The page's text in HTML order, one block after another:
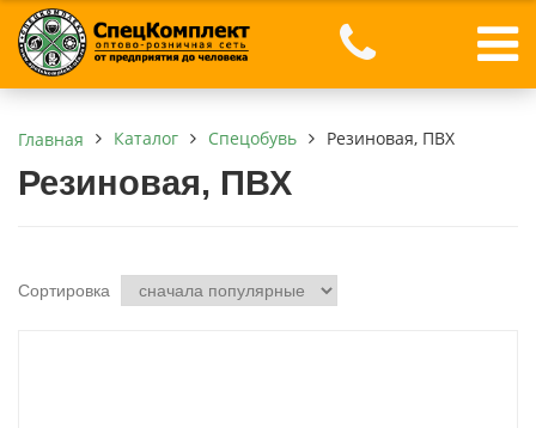
Главная Каталог Спецобувь Резиновая, ПВХ
Резиновая, ПВХ
Сортировка